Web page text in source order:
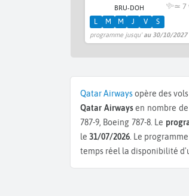
BRU-DOH ≃ 7
programme jusqu'au 30/10/2027
L M M J V S
Qatar Airwaysopère des
Qatar Airwaysen nombre de
787-9, Boeing 787-8. Le
le31/07/2026 . Le
temps réel la disponibilité